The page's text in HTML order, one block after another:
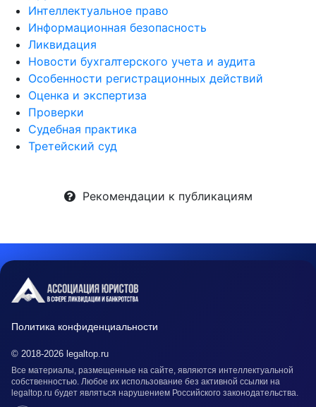
Интеллектуальное право
Информационная безопасность
Ликвидация
Новости бухгалтерского учета и аудита
Особенности регистрационных действий
Оценка и экспертиза
Проверки
Судебная практика
Третейский суд
Рекомендации к публикациям
Политика конфиденциальности
© 2018-2026 legaltop.ru
Все материалы, размещенные на сайте, являются интеллектуальной
собственностью. Любое их использование без активной ссылки на
legaltop.ru будет являться нарушением Российского законодательства.